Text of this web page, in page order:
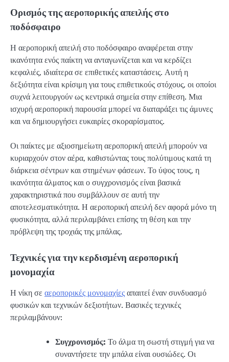
Ορισμός της αεροπορικής απειλής στο
ποδόσφαιρο
Η αεροπορική απειλή στο ποδόσφαιρο αναφέρεται στην
ικανότητα ενός παίκτη να ανταγωνίζεται και να κερδίζει
κεφαλιές, ιδιαίτερα σε επιθετικές καταστάσεις. Αυτή η
δεξιότητα είναι κρίσιμη για τους επιθετικούς στόχους, οι οποίοι
συχνά λειτουργούν ως κεντρικά σημεία στην επίθεση. Μια
ισχυρή αεροπορική παρουσία μπορεί να διαταράξει τις άμυνες
και να δημιουργήσει ευκαιρίες σκοραρίσματος.
Οι παίκτες με αξιοσημείωτη αεροπορική απειλή μπορούν να
κυριαρχούν στον αέρα, καθιστώντας τους πολύτιμους κατά τη
διάρκεια σέντρων και στημένων φάσεων. Το ύψος τους, η
ικανότητα άλματος και ο συγχρονισμός είναι βασικά
χαρακτηριστικά που συμβάλλουν σε αυτή την
αποτελεσματικότητα. Η αεροπορική απειλή δεν αφορά μόνο τη
φυσικότητα, αλλά περιλαμβάνει επίσης τη θέση και την
πρόβλεψη της τροχιάς της μπάλας.
Τεχνικές για την κερδισμένη αεροπορική
μονομαχία
Η νίκη σε αεροπορικές μονομαχίες απαιτεί έναν συνδυασμό
φυσικών και τεχνικών δεξιοτήτων. Βασικές τεχνικές
περιλαμβάνουν:
Συγχρονισμός: Το άλμα τη σωστή στιγμή για να
συναντήσετε την μπάλα είναι ουσιώδες. Οι